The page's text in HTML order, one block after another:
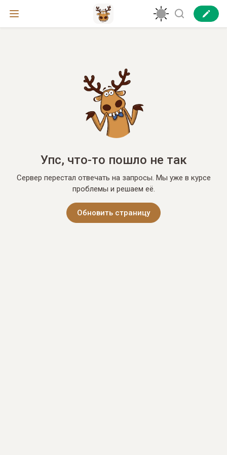
Упс, что-то пошло не так
Сервер перестал отвечать на запросы. Мы уже в курсе
проблемы и решаем её.
Обновить страницу